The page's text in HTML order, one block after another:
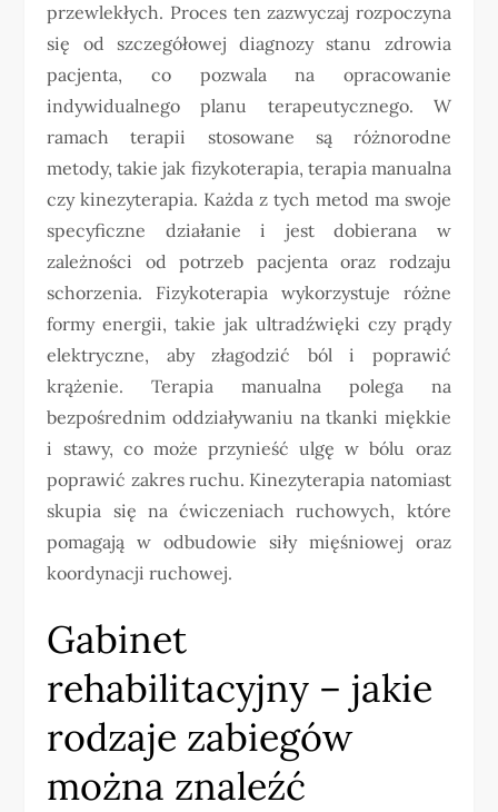
przewlekłych. Proces ten zazwyczaj rozpoczyna
się od szczegółowej diagnozy stanu zdrowia
pacjenta, co pozwala na opracowanie
indywidualnego planu terapeutycznego. W
ramach terapii stosowane są różnorodne
metody, takie jak fizykoterapia, terapia manualna
czy kinezyterapia. Każda z tych metod ma swoje
specyficzne działanie i jest dobierana w
zależności od potrzeb pacjenta oraz rodzaju
schorzenia. Fizykoterapia wykorzystuje różne
formy energii, takie jak ultradźwięki czy prądy
elektryczne, aby złagodzić ból i poprawić
krążenie. Terapia manualna polega na
bezpośrednim oddziaływaniu na tkanki miękkie
i stawy, co może przynieść ulgę w bólu oraz
poprawić zakres ruchu. Kinezyterapia natomiast
skupia się na ćwiczeniach ruchowych, które
pomagają w odbudowie siły mięśniowej oraz
koordynacji ruchowej.
Gabinet
rehabilitacyjny – jakie
rodzaje zabiegów
można znaleźć